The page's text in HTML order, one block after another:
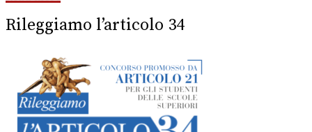
Rileggiamo l’articolo 34